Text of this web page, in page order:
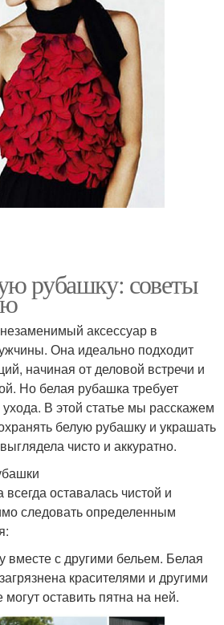
рубашку: советы
аксессуар в
Она идеально подходит
начиная от деловой встречи и
Но белая рубашка требует
В этой статье мы расскажем
белую рубашку и украшать
чисто и аккуратно.
оставалась чистой и
следовать определенным
вместе с другими бельем. Белая
красителями и другими
оставить пятна на ней.